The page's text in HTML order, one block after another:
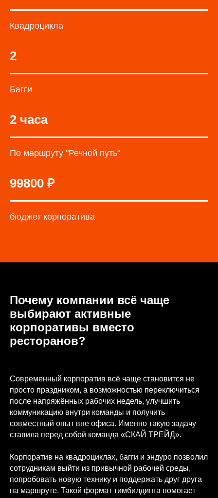
Квадроцикла
2
Багги
2 часа
По маршруту "Речной путь"
99800 ₽
бюджет корпоратива
Почему компании всё чаще
выбирают активные
корпоративы вместо
ресторанов?
Современный корпоратив всё чаще становится не
просто праздником, а возможностью переключиться
после напряжённых рабочих недель, улучшить
коммуникацию внутри команды и получить
совместный опыт вне офиса. Именно такую задачу
ставила перед собой команда «СКАЙ ТРЕЙД».
Корпоратив на квадроциклах, багги и эндуро позволил
сотрудникам выйти из привычной рабочей среды,
попробовать новую технику и поддержать друг друга
на маршруте. Такой формат тимбилдинга помогает